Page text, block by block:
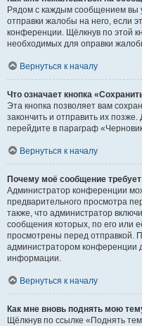
Рядом с каждым сообщением вы
отправки жалобы на него, если
конференции. Щёлкнув по этой
необходимых для оправки
Вернуться к началу
Что означает кнопка
Эта кнопка позволяет вам
закончить и отправить их
перейдите в параграф
Вернуться к началу
Почему моё сообщение
Администратор конференции
предварительного просмотра
также, что администратор
сообщения которых, по его или
просмотрены перед отправкой.
администратором конференции
информации.
Вернуться к началу
Как мне вновь поднять мою
Щёлкнув по ссылке «Поднять